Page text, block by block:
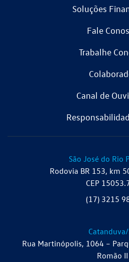
Soluções
Fale
Trabalhe
Canal de
São José do Rio
Rodovia BR 153, km
CEP
(17) 3215
Catanduva/
Rua Martinópolis, 1064 –
Romão II